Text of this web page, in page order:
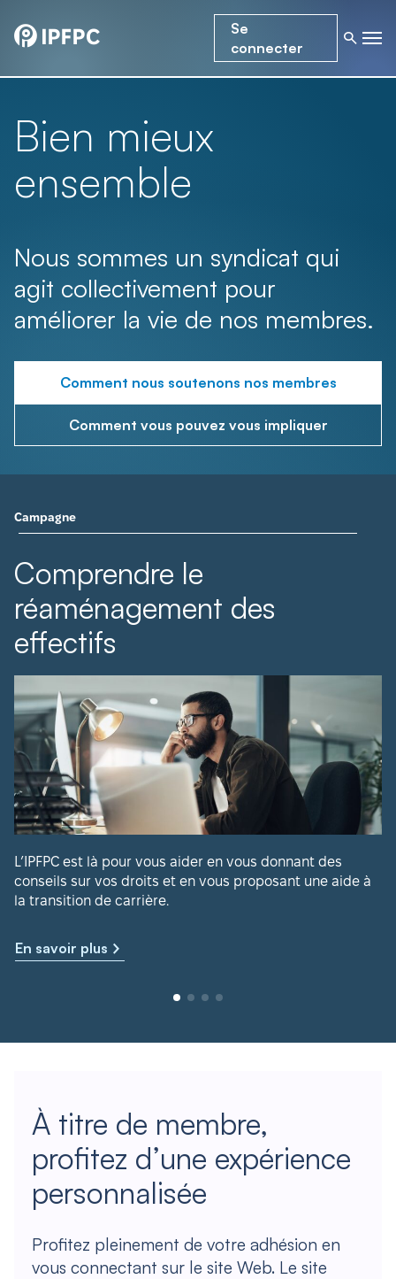
Se
connecter
Bien mieux
ensemble
Nous sommes un syndicat qui
agit collectivement pour
améliorer la vie de nos membres.
Comment nous soutenons nos membres
Comment vous pouvez vous impliquer
Campagne
Comprendre le
réaménagement des
effectifs
L’IPFPC est là pour vous aider en vous donnant des
conseils sur vos droits et en vous proposant une aide à
la transition de carrière.
En savoir plus
À titre de membre,
profitez d’une expérience
personnalisée
Profitez pleinement de votre adhésion en
vous connectant sur le site Web. Le site